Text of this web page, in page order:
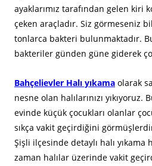
ayaklarımız tarafından gelen kiri
çeken araçladır. Siz görmeseniz
tonlarca bakteri bulunmaktadır.
bakteriler günden güne giderek
Bahçelievler Halı yıkama olarak
nesne olan halılarınızı yıkıyoruz.
evinde küçük çocukları olanlar
sıkça vakit geçirdiğini
Şişli ilçesinde detaylı halı yıkama
zaman halılar üzerinde vakit